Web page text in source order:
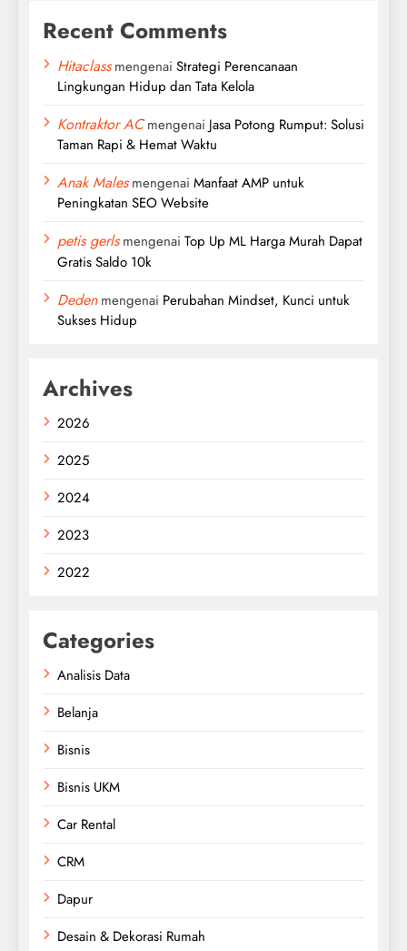
Recent Comments
Hitaclassmengenai Strategi Perencanaan
Lingkungan Hidup dan Tata Kelola
Kontraktor ACmengenai Jasa Potong Rumput: Solusi
Taman Rapi & Hemat Waktu
Anak Malesmengenai Manfaat AMP untuk
Peningkatan SEO Website
petis gerlsmengenai Top Up ML Harga Murah Dapat
Gratis Saldo 10k
Dedenmengenai Perubahan Mindset, Kunci untuk
Sukses Hidup
Archives
2026
2025
2024
2023
2022
Categories
Analisis Data
Belanja
Bisnis
Bisnis UKM
Car Rental
CRM
Dapur
Desain & Dekorasi Rumah